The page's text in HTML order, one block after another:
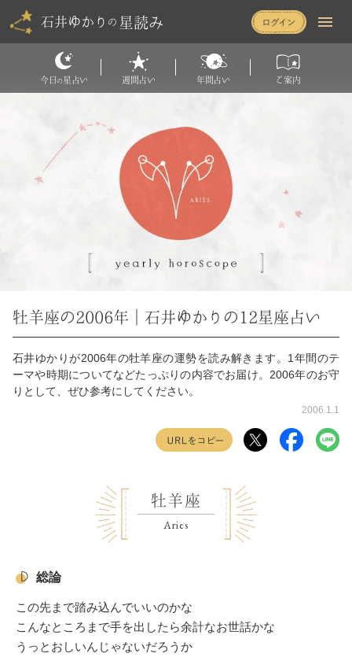
石井ゆかり の 星読み
今日の 星占い 週間占い 年間占い ご案内
牡羊座の2006年｜石井ゆかりの12星座占い
石井ゆかりが2006年の牡羊座の運勢を読み解きます。1年間のテ
ーマや時期についてなどたっぷりの内容でお届け。2006年のお守
りとして、ぜひ参考にしてください。
2006.1.1
牡羊座
Aries
総論
この先まで踏み込んでいいのかな
こんなところまで手を出したら余計なお世話かな
うっとおしいんじゃないだろうか